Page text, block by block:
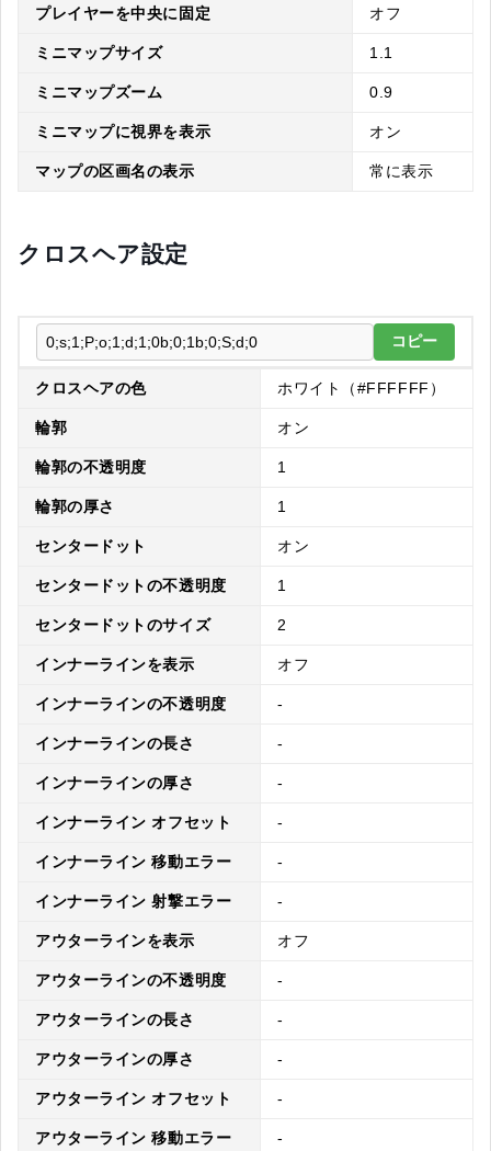
プレイヤーを中央に固定 オフ
ミニマップサイズ 1.1
ミニマップズーム 0.9
ミニマップに視界を表示 オン
マップの区画名の表示 常に表示
クロスヘア設定
コピー
クロスヘアの色 ホワイト（#FFFFFF）
輪郭 オン
輪郭の不透明度 1
輪郭の厚さ 1
センタードット オン
センタードットの不透明度 1
センタードットのサイズ 2
インナーラインを表示 オフ
インナーラインの不透明度 -
インナーラインの長さ -
インナーラインの厚さ -
インナーライン オフセット -
インナーライン 移動エラー -
インナーライン 射撃エラー -
アウターラインを表示 オフ
アウターラインの不透明度 -
アウターラインの長さ -
アウターラインの厚さ -
アウターライン オフセット -
アウターライン 移動エラー -